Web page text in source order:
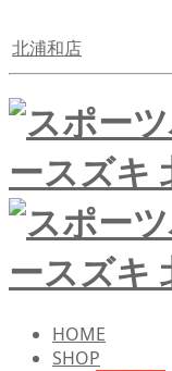
北浦和店
HOME
SHOP